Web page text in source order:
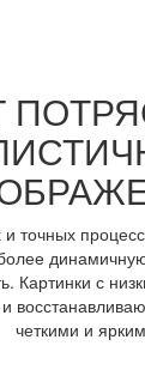
точных
Картинки с
четкими и